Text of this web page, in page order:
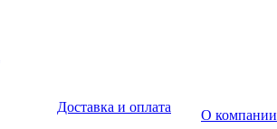
Доставка и оплата
О компании